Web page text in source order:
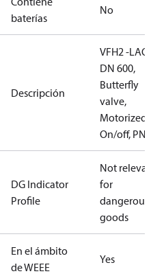
baterías
No
Descripción
VFH2 -LAO
DN 600,
Butterfly
valve,
Motorized
On/off, PN16
DG Indicator
Profile
Not relevant
for
dangerous
goods
En el ámbito
de WEEE
Yes